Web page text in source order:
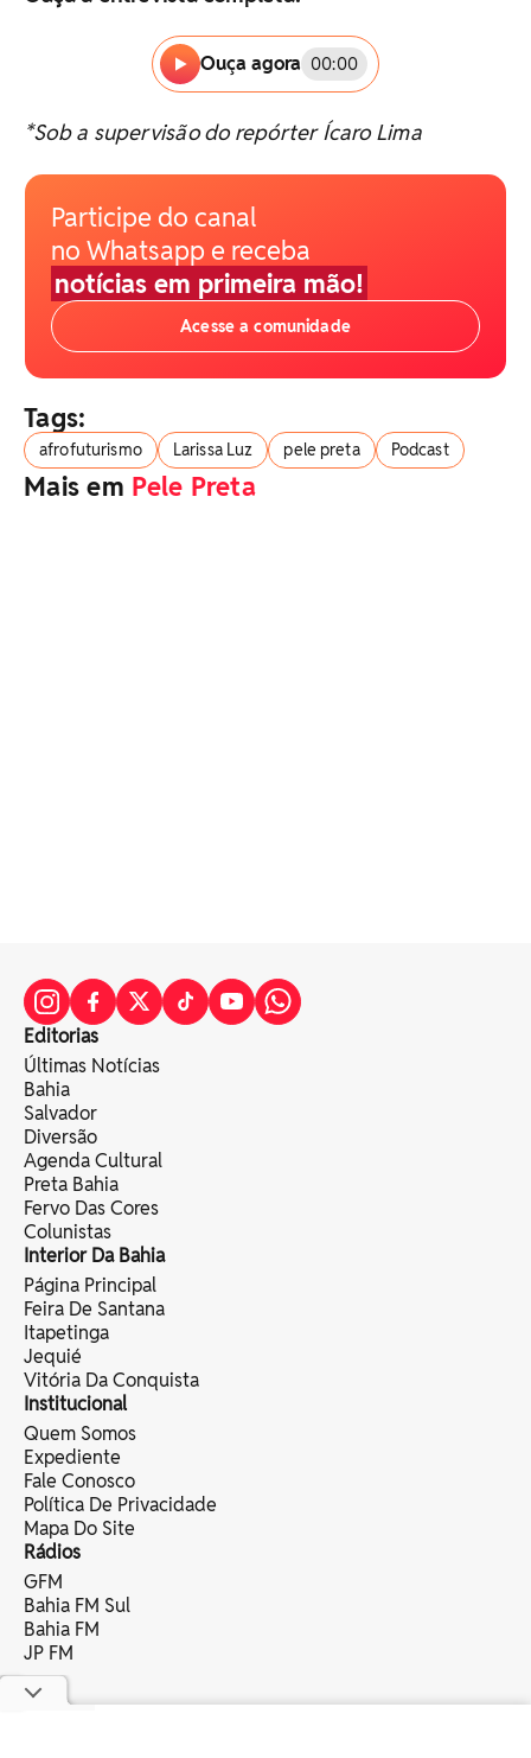
Ouça agora 00:00
*Sob a supervisão do repórter Ícaro Lima
Participe do canal
no Whatsapp e receba
notícias em primeira mão!
Acesse a comunidade
Tags:
afrofuturismo Larissa Luz pele preta Podcast
Mais em Pele Preta
Editorias
Últimas Notícias
Bahia
Salvador
Diversão
Agenda Cultural
Preta Bahia
Fervo Das Cores
Colunistas
Interior Da Bahia
Página Principal
Feira De Santana
Itapetinga
Jequié
Vitória Da Conquista
Institucional
Quem Somos
Expediente
Fale Conosco
Política De Privacidade
Mapa Do Site
Rádios
GFM
Bahia FM Sul
Bahia FM
JP FM